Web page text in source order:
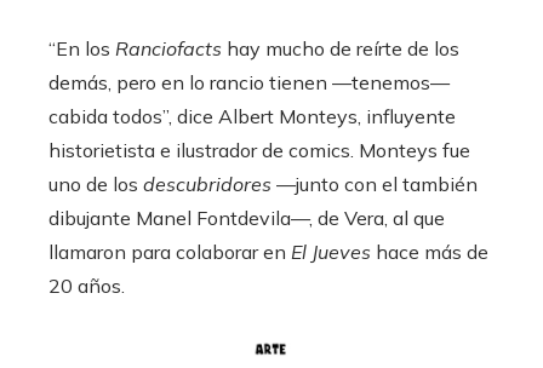
“En los Ranciofacts hay mucho de reírte de los
demás, pero en lo rancio tienen —tenemos—
cabida todos”, dice Albert Monteys, influyente
historietista e ilustrador de comics. Monteys fue
uno de los descubridores —junto con el también
dibujante Manel Fontdevila—, de Vera, al que
llamaron para colaborar en El Jueves hace más de
20 años.